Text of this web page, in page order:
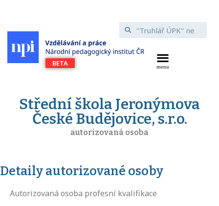
Střední škola Jeronýmova
České Budějovice, s.r.o.
autorizovaná osoba
Detaily autorizované osoby
Autorizovaná osoba profesní kvalifikace